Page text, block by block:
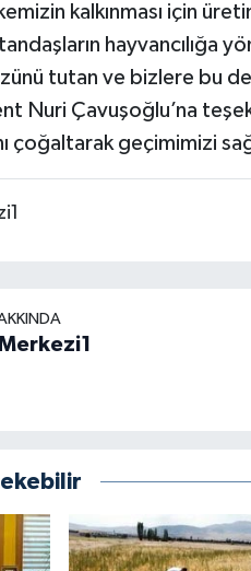
kalkınması için
hayvancılığa
tutan ve bizlere bu
Nuri Çavuşoğlu’na
çoğaltarak geçimimizi